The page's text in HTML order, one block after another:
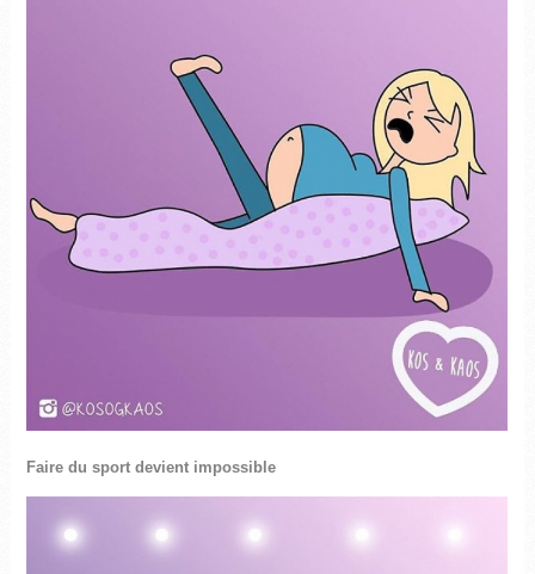
Faire du sport devient impossible